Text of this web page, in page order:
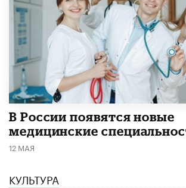
В России появятся новые
медицинские
12 МАЯ
КУЛЬТУРА